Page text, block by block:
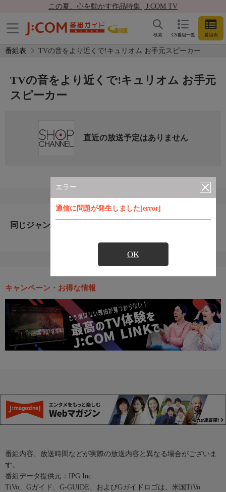
この夏、心を動かす作品特集 | J:COM TV
CS番組一覧 番組表
検索
番組表 TVの音をより近くで!キュリオム お手元スピーカー
エラー
通信に問題が発生しました[error]
OK
TVの音をより近くで!キュリオム お手元
スピーカー
直近の放送予定はありません
同じジャンルのおすすめ番組
キャンペーン・お得な情報
番組内容、放送時間などが実際の放送内容と異なる場合がございま
す。
番組データ提供元：IPG Inc.
TiVo、Gガイド、G-GUIDE、およびGガイドロゴは、米国TiVo